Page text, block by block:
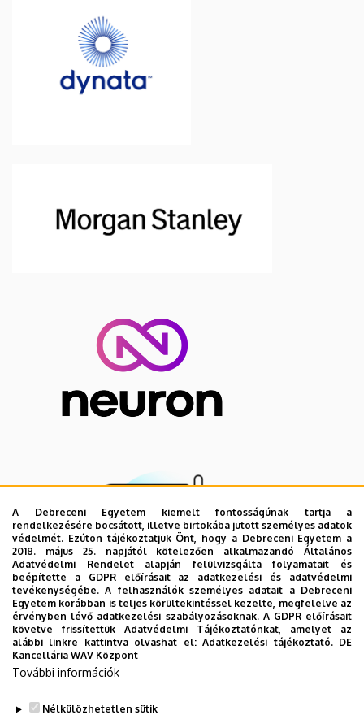
​​​​​​​
A Debreceni Egyetem kiemelt fontosságúnak tartja a
rendelkezésére bocsátott, illetve birtokába jutott személyes adatok
védelmét. Ezúton tájékoztatjuk Önt, hogy a Debreceni Egyetem a
2018. május 25. napjától kötelezően alkalmazandó Általános
Adatvédelmi Rendelet alapján felülvizsgálta folyamatait és
beépítette a GDPR előírásait az adatkezelési és adatvédelmi
tevékenységébe. A felhasználók személyes adatait a Debreceni
Egyetem korábban is teljes körültekintéssel kezelte, megfelelve az
érvényben lévő adatkezelési szabályozásoknak. A GDPR előírásait
követve frissítettük Adatvédelmi Tájékoztatónkat, amelyet az
alábbi linkre kattintva olvashat el:Adatkezelési tájékoztató. DE
Kancellária WAV Központ
További információk
Nélkülözhetetlen sütik